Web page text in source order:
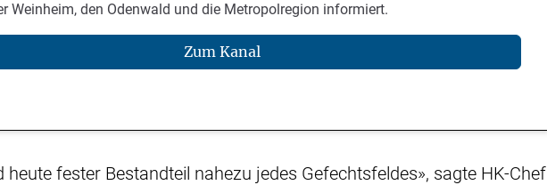
Weinheim, den Odenwald und die Metropolregion informiert.
Zum Kanal
heute fester Bestandteil nahezu jedes Gefechtsfeldes», sagte HK-Chef